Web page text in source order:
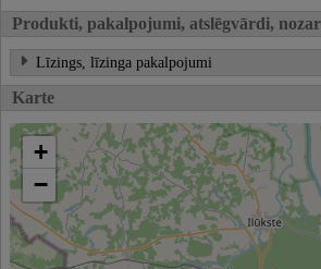
Produkti, pakalpojumi, atslēgvārdi,
Līzings, līzinga pakalpojumi
Karte
+
−